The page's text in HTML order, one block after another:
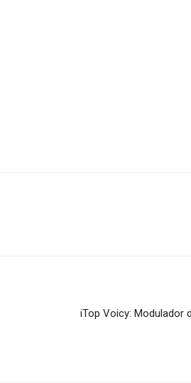
iTop Voicy: Modulador